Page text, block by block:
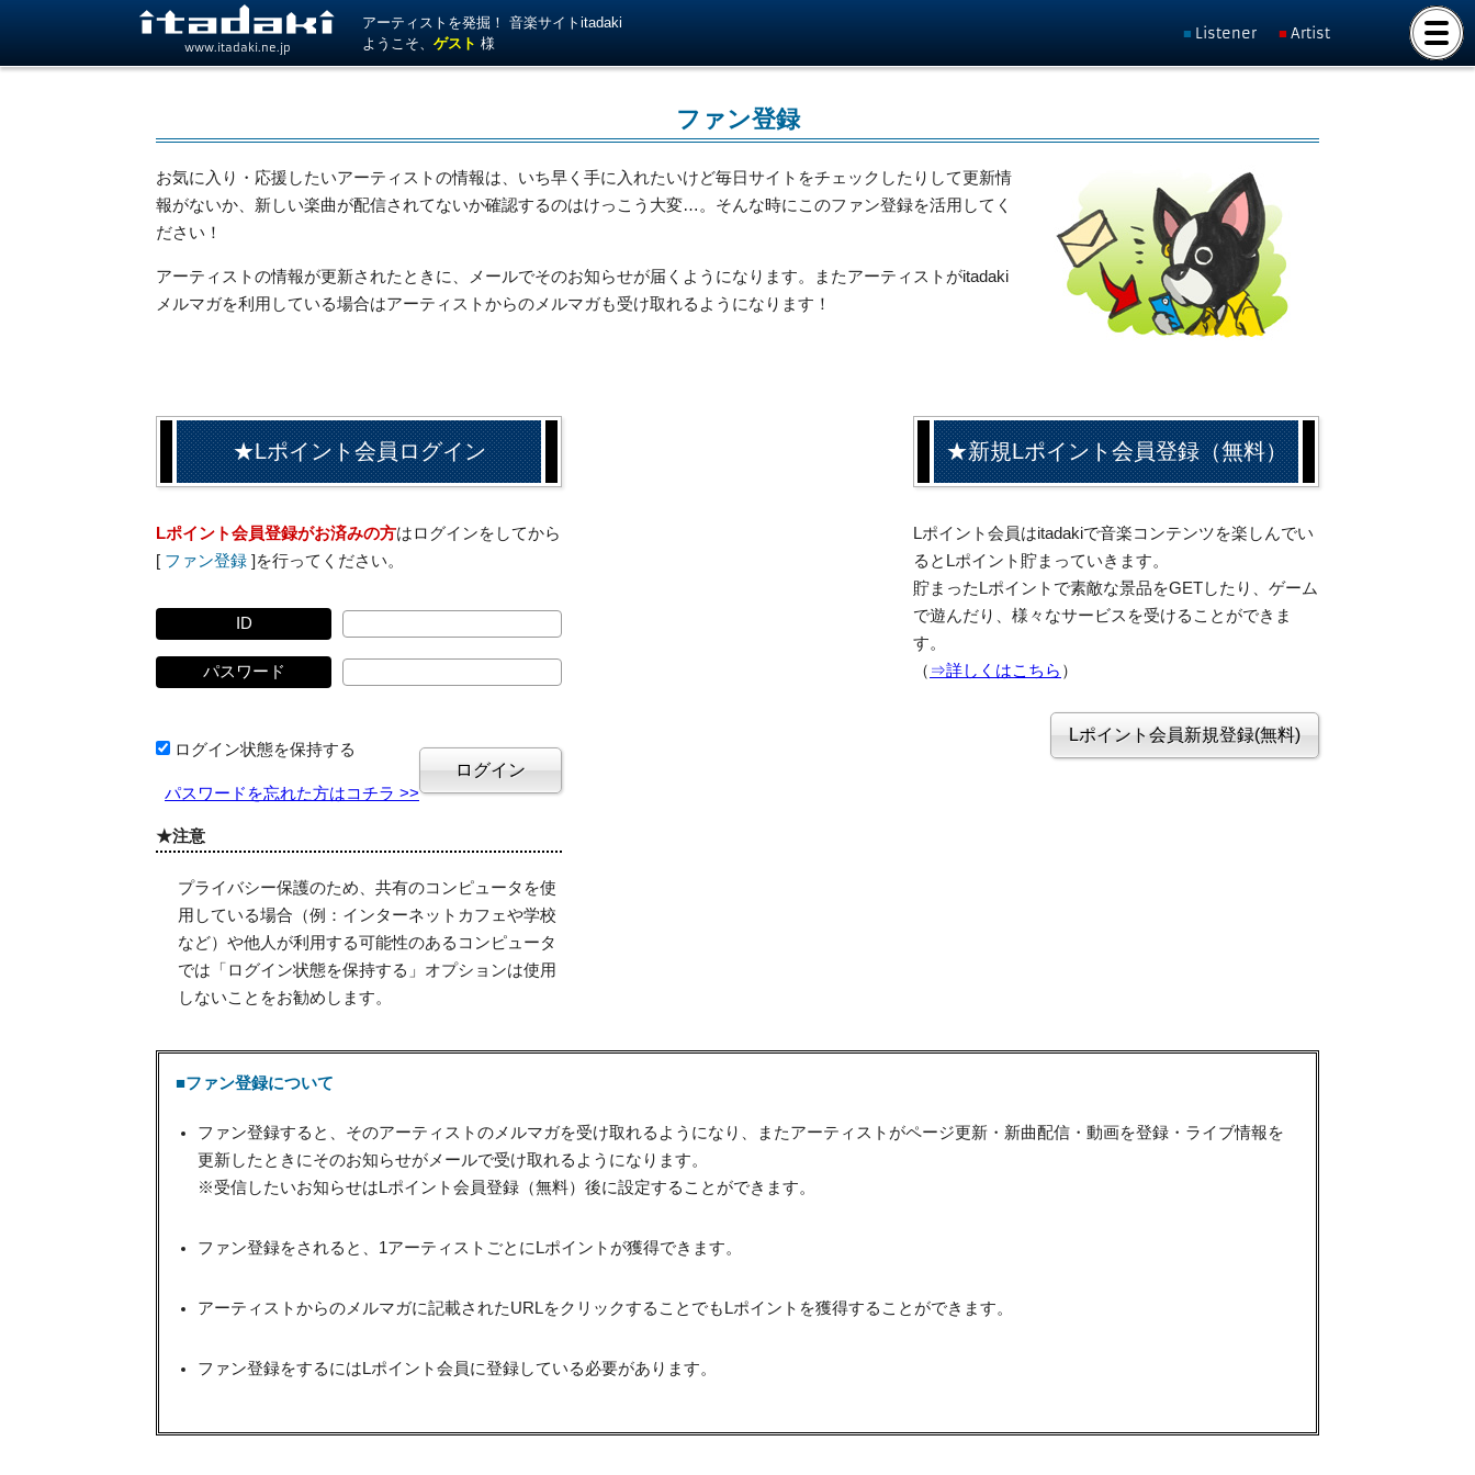
www.itadaki.ne.jp
アーティストを発掘！ 音楽サイトitadaki
ようこそ、ゲスト 様
Listener Artist
ファン登録
お気に入り・応援したいアーティストの情報は、いち早く手に入れたいけど毎日サイトをチェックしたりして更新情
報がないか、新しい楽曲が配信されてないか確認するのはけっこう大変…。そんな時にこのファン登録を活用してく
ださい！
アーティストの情報が更新されたときに、メールでそのお知らせが届くようになります。またアーティストがitadaki
メルマガを利用している場合はアーティストからのメルマガも受け取れるようになります！
★Lポイント会員ログイン
Lポイント会員登録がお済みの方はログインをしてから
[ ファン登録 ]を行ってください。
ID
パスワード
ログイン状態を保持する
パスワードを忘れた方はコチラ >>
★注意
プライバシー保護のため、共有のコンピュータを使
用している場合（例：インターネットカフェや学校
など）や他人が利用する可能性のあるコンピュータ
では「ログイン状態を保持する」オプションは使用
しないことをお勧めします。
★新規Lポイント会員登録（無料）
Lポイント会員はitadakiで音楽コンテンツを楽しんでい
るとLポイント貯まっていきます。
貯まったLポイントで素敵な景品をGETしたり、ゲーム
で遊んだり、様々なサービスを受けることができま
す。
（ ⇒詳しくはこちら ）
■ファン登録について
ファン登録すると、そのアーティストのメルマガを受け取れるようになり、またアーティストがページ更新・新曲配信・動画を登録・ライブ情報を
更新したときにそのお知らせがメールで受け取れるようになります。
※受信したいお知らせはLポイント会員登録（無料）後に設定することができます。
ファン登録をされると、1アーティストごとにLポイントが獲得できます。
アーティストからのメルマガに記載されたURLをクリックすることでもLポイントを獲得することができます。
ファン登録をするにはLポイント会員に登録している必要があります。